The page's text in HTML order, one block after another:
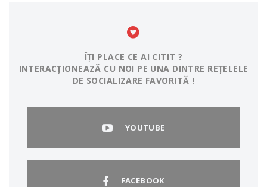
ÎȚI PLACE CE AI CITIT ?
INTERACȚIONEAZĂ CU NOI PE UNA DINTRE REȚELELE
DE SOCIALIZARE FAVORITĂ !
YOUTUBE
FACEBOOK